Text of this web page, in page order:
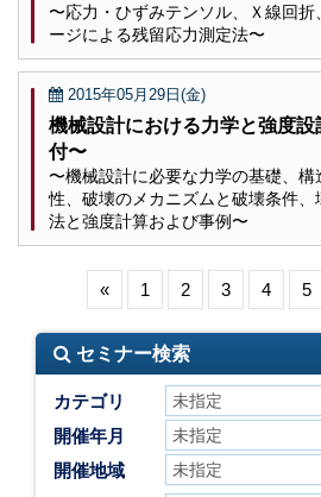
〜応力・ひずみテンソル、Ｘ線回
ージによる残留応力測定法〜
2015年05月29日(金)
機械設計における力学と強度
付〜
〜機械設計に必要な力学の基礎、
性、破壊のメカニズムと破壊条件
法と強度計算および事例〜
« 1 2 3 4 5
セミナー検索
カテゴリ
開催年月
開催地域